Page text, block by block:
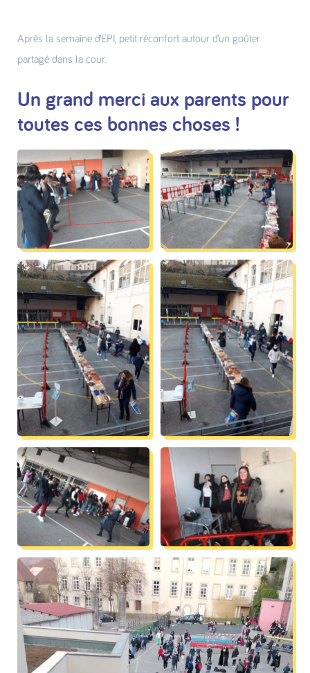
Après la semaine d’EPI, petit réconfort autour d’un goûter
partagé dans la cour.
Un grand merci aux parents pour
toutes ces bonnes choses !